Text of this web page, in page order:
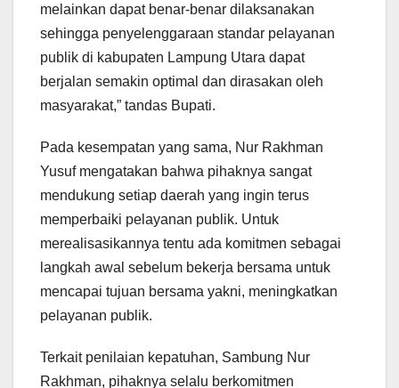
melainkan dapat benar-benar dilaksanakan
sehingga penyelenggaraan standar pelayanan
publik di kabupaten Lampung Utara dapat
berjalan semakin optimal dan dirasakan oleh
masyarakat,” tandas Bupati.
Pada kesempatan yang sama, Nur Rakhman
Yusuf mengatakan bahwa pihaknya sangat
mendukung setiap daerah yang ingin terus
memperbaiki pelayanan publik. Untuk
merealisasikannya tentu ada komitmen sebagai
langkah awal sebelum bekerja bersama untuk
mencapai tujuan bersama yakni, meningkatkan
pelayanan publik.
Terkait penilaian kepatuhan, Sambung Nur
Rakhman, pihaknya selalu berkomitmen